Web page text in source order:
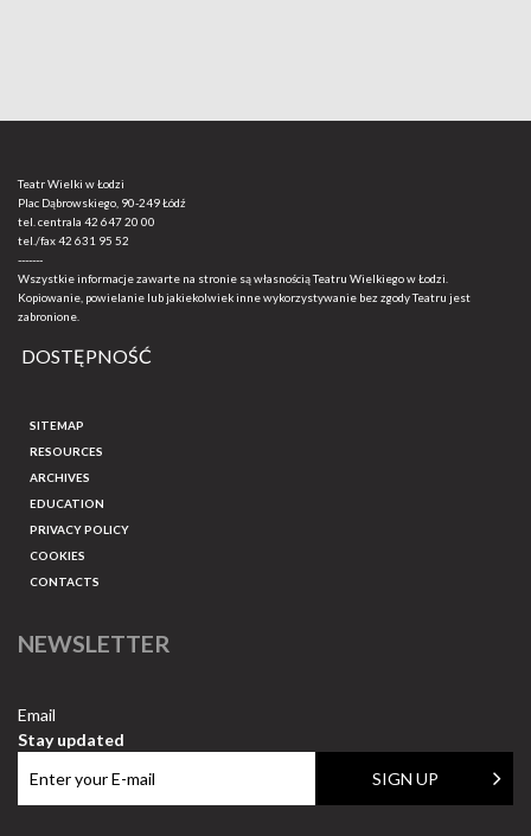
Teatr Wielki w Łodzi
Plac Dąbrowskiego, 90-249 Łódź
tel. centrala 42 647 20 00
tel./fax42 631 95 52
-------
Wszystkie informacje zawarte na stronie są własnością Teatru Wielkiego w Łodzi.
Kopiowanie, powielanie lub jakiekolwiek inne wykorzystywanie bez zgody Teatru jest
zabronione.
DOSTĘPNOŚĆ
SITEMAP
RESOURCES
ARCHIVES
EDUCATION
PRIVACY POLICY
COOKIES
CONTACTS
NEWSLETTER
Email
Stay updated